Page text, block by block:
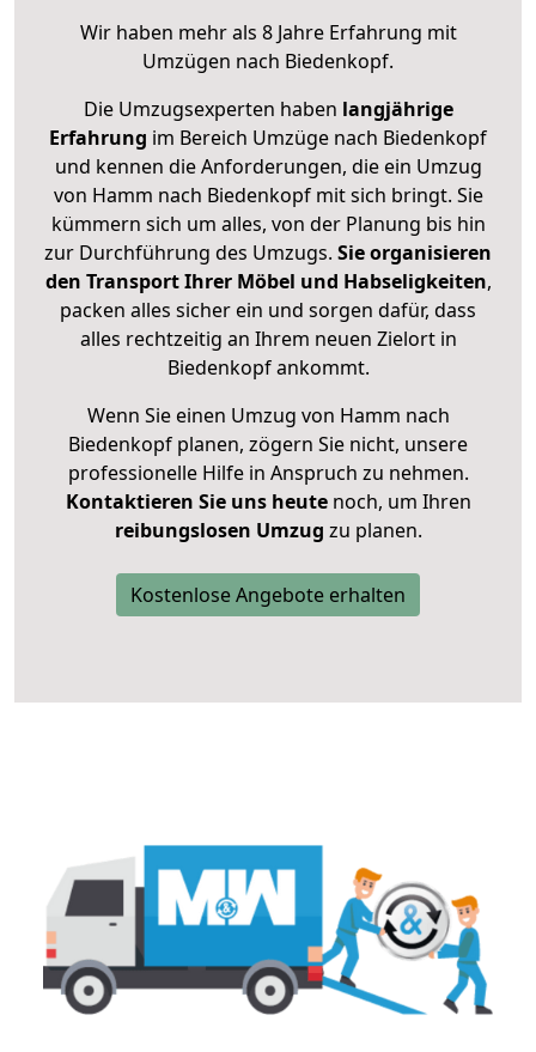
Wir haben mehr als 8 Jahre Erfahrung mit
Umzügen nach Biedenkopf.
Die Umzugsexperten haben langjährige
Erfahrung im Bereich Umzüge nach Biedenkopf
und kennen die Anforderungen, die ein Umzug
von Hamm nach Biedenkopf mit sich bringt. Sie
kümmern sich um alles, von der Planung bis hin
zur Durchführung des Umzugs. Sie organisieren
den Transport Ihrer Möbel und Habseligkeiten,
packen alles sicher ein und sorgen dafür, dass
alles rechtzeitig an Ihrem neuen Zielort in
Biedenkopf ankommt.
Wenn Sie einen Umzug von Hamm nach
Biedenkopf planen, zögern Sie nicht, unsere
professionelle Hilfe in Anspruch zu nehmen.
Kontaktieren Sie uns heutenoch, um Ihren
reibungslosen Umzug zu planen.
Kostenlose Angebote erhalten